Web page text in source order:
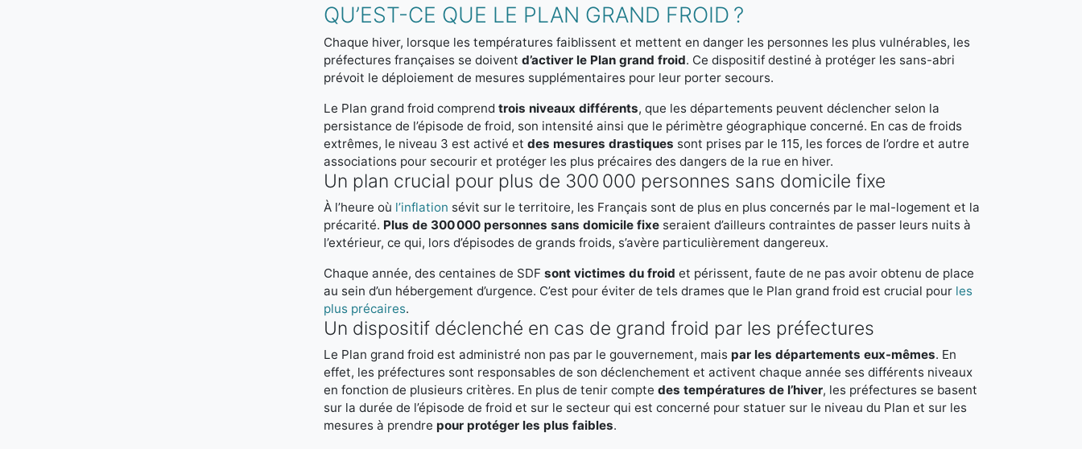
QU’EST-CE QUE LE PLAN GRAND FROID ?
Chaque hiver, lorsque les températures faiblissent et mettent en danger les personnes les plus vulnérables, les
préfectures françaises se doivent d’activer le Plan grand froid. Ce dispositif destiné à protéger les sans-abri
prévoit le déploiement de mesures supplémentaires pour leur porter secours.
Le Plan grand froid comprend trois niveaux différents, que les départements peuvent déclencher selon la
persistance de l’épisode de froid, son intensité ainsi que le périmètre géographique concerné. En cas de froids
extrêmes, le niveau 3 est activé et des mesures drastiques sont prises par le 115, les forces de l’ordre et autre
associations pour secourir et protéger les plus précaires des dangers de la rue en hiver.
Un plan crucial pour plus de 300 000 personnes sans domicile fixe
À l’heure où l’inflation sévit sur le territoire, les Français sont de plus en plus concernés par le mal-logement et la
précarité. Plus de 300 000 personnes sans domicile fixe seraient d’ailleurs contraintes de passer leurs nuits à
l’extérieur, ce qui, lors d’épisodes de grands froids, s’avère particulièrement dangereux.
Chaque année, des centaines de SDF sont victimes du froid et périssent, faute de ne pas avoir obtenu de place
au sein d’un hébergement d’urgence. C’est pour éviter de tels drames que le Plan grand froid est crucial pour les
plus précaires.
Un dispositif déclenché en cas de grand froid par les préfectures
Le Plan grand froid est administré non pas par le gouvernement, mais par les départements eux-mêmes. En
effet, les préfectures sont responsables de son déclenchement et activent chaque année ses différents niveaux
en fonction de plusieurs critères. En plus de tenir compte des températures de l’hiver, les préfectures se basent
sur la durée de l’épisode de froid et sur le secteur qui est concerné pour statuer sur le niveau du Plan et sur les
mesures à prendre pour protéger les plus faibles.